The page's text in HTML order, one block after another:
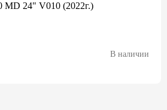
MD 24" V010 (2022г.)
В наличии